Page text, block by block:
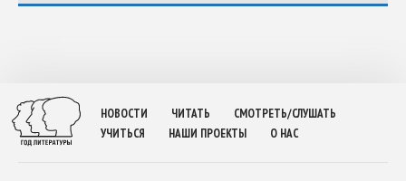
НОВОСТИ ЧИТАТЬ
СМОТРЕТЬ/СЛУШАТЬ
УЧИТЬСЯ
НАШИ ПРОЕКТЫ О НАС